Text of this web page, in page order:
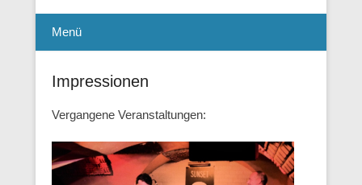
Menü
Impressionen
Vergangene Veranstaltungen: